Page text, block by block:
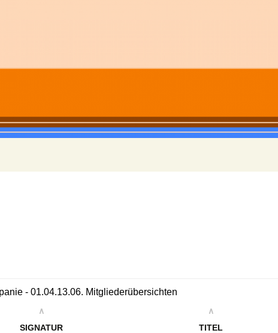
- 01.04.13.06. Mitgliederübersichten
∧
SIGNATUR
∧
TITEL